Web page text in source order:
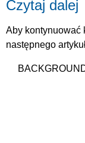
Czytaj dalej
Aby kontynuować
następnego